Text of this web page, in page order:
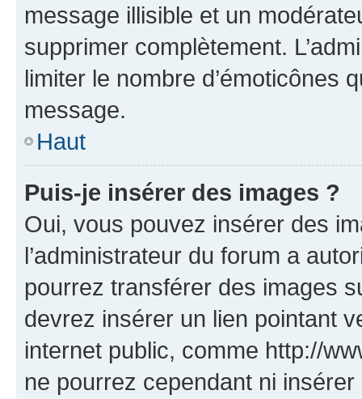
message illisible et un
supprimer complètement.
limiter le nombre d’émoticônes
message.
Haut
Puis-je insérer des images ?
Oui, vous pouvez insérer des
l’administrateur du forum a
pourrez transférer des images
devrez insérer un lien pointant
internet public, comme http://
ne pourrez cependant ni